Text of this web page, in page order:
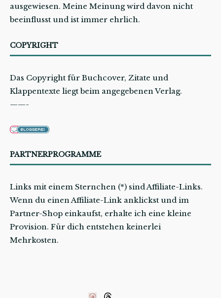
ausgewiesen. Meine Meinung wird davon nicht
beeinflusst und ist immer ehrlich.
COPYRIGHT
Das Copyright für Buchcover, Zitate und
Klappentexte liegt beim angegebenen Verlag.
——-
PARTNERPROGRAMME
Links mit einem Sternchen (*) sind Affiliate-Links.
Wenn du einen Affiliate-Link anklickst und im
Partner-Shop einkaufst, erhalte ich eine kleine
Provision. Für dich entstehen keinerlei
Mehrkosten.